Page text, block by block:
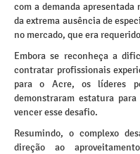
com a demanda
da extrema ausência de
no mercado, que era
Embora se reconheça a
contratar profissionais
para o Acre, os líderes
demonstraram estatura
vencer esse desafio.
Resumindo, o complexo
direção ao